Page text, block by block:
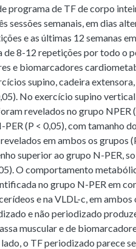
programa de TF de corpo
sessões semanais, em dias
e as últimas 12 semanas
de 8-12 repetições por todo
e biomarcadores
supino, cadeira
No exercício supino
revelados no grupo NPER
(P < 0,05), com tamanho
em ambos os grupos
superior ao grupo N-PER,
O comportamento
no grupo N-PER em
e na VLDL-c, em
e não periodizado
muscular e de
o TF periodizado parece